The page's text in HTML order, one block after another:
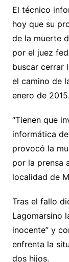
El técnico
hoy que su
de la muerte
por el juez
buscar cerrar
el camino de
enero de 2015.
“Tienen que
informática
provocó la
por la prensa
localidad de
Tras el fallo
Lagomarsino
inocente” y
enfrenta la
dos hijos.